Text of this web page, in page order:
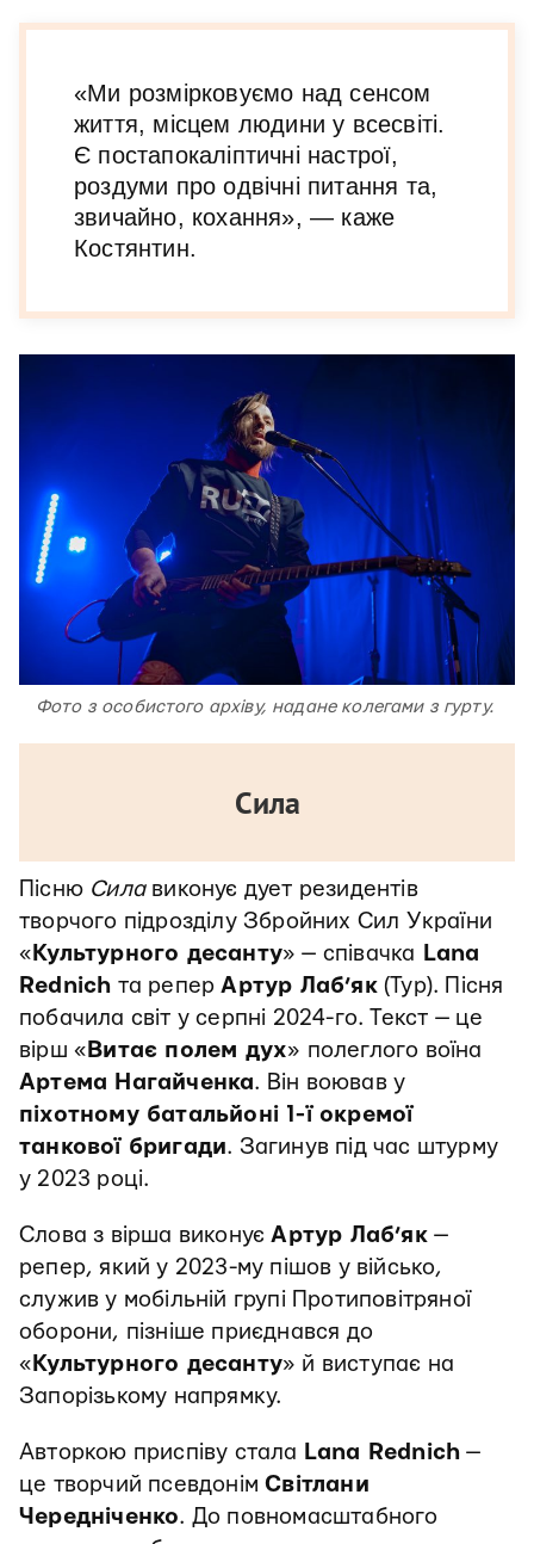
«Ми розмірковуємо над сенсом
життя, місцем людини у всесвіті.
Є постапокаліптичні настрої,
роздуми про одвічні питання та,
звичайно, кохання», — каже
Костянтин.
Фото з особистого архіву, надане колегами з гурту.
Сила
Пісню Сила виконує дует резидентів
творчого підрозділу Збройних Сил України
« Культурного десанту» — співачка Lana
Rednich та реперАртур Лаб’як(Тур). Пісня
побачила світ у серпні 2024-го. Текст — це
вірш « Витає полем дух» полеглого воїна
Артема Нагайченка. Він воював у
піхотному батальйоні 1-ї окремої
танкової бригади. Загинув під час штурму
у 2023 році.
Слова з вірша виконуєАртур Лаб’як—
репер, який у 2023-му пішов у військо,
служив у мобільній групі Протиповітряної
оборони, пізніше приєднався до
« Культурного десанту» й виступає на
Запорізькому напрямку.
Авторкою приспіву стала Lana Rednich —
це творчий псевдонімСвітлани
Чередніченко. До повномасштабного